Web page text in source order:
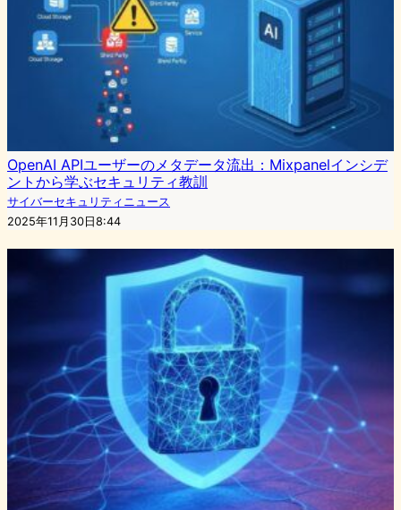
OpenAI APIユーザーのメタデータ流出：Mixpanelインシデ
ントから学ぶセキュリティ教訓
サイバーセキュリティニュース
2025年11月30日8:44